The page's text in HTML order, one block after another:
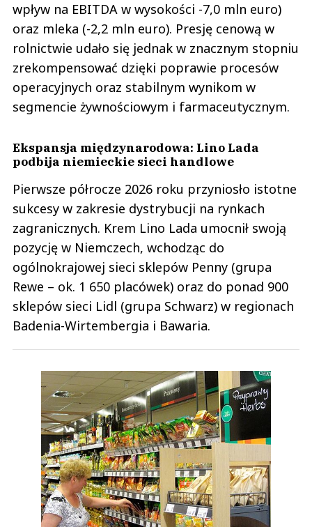
wpływ na EBITDA w wysokości -7,0 mln euro)
oraz mleka (-2,2 mln euro). Presję cenową w
rolnictwie udało się jednak w znacznym stopniu
zrekompensować dzięki poprawie procesów
operacyjnych oraz stabilnym wynikom w
segmencie żywnościowym i farmaceutycznym.
Ekspansja międzynarodowa: Lino Lada
podbija niemieckie sieci handlowe
Pierwsze półrocze 2026 roku przyniosło istotne
sukcesy w zakresie dystrybucji na rynkach
zagranicznych. Krem Lino Lada umocnił swoją
pozycję w Niemczech, wchodząc do
ogólnokrajowej sieci sklepów Penny (grupa
Rewe – ok. 1 650 placówek) oraz do ponad 900
sklepów sieci Lidl (grupa Schwarz) w regionach
Badenia-Wirtembergia i Bawaria.